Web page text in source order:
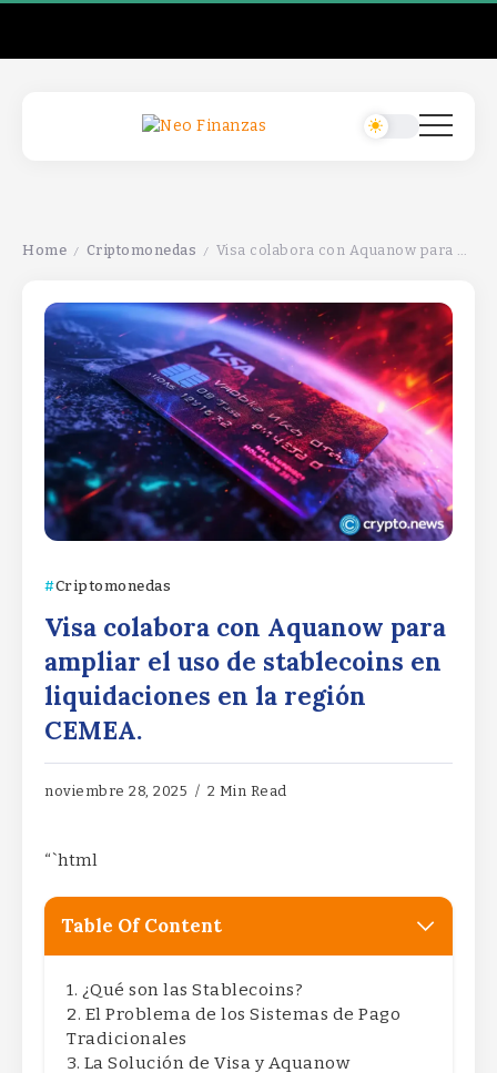
Home / Criptomonedas / Visa colabora con Aquanow para ampliar el uso de stablecoins en liquidaciones en la región CEMEA.
Criptomonedas
Visa colabora con Aquanow para
ampliar el uso de stablecoins en
liquidaciones en la región
CEMEA.
noviembre 28, 2025 2 Min Read
“`html
Table Of Content
¿Qué son las Stablecoins?
El Problema de los Sistemas de Pago
Tradicionales
La Solución de Visa y Aquanow